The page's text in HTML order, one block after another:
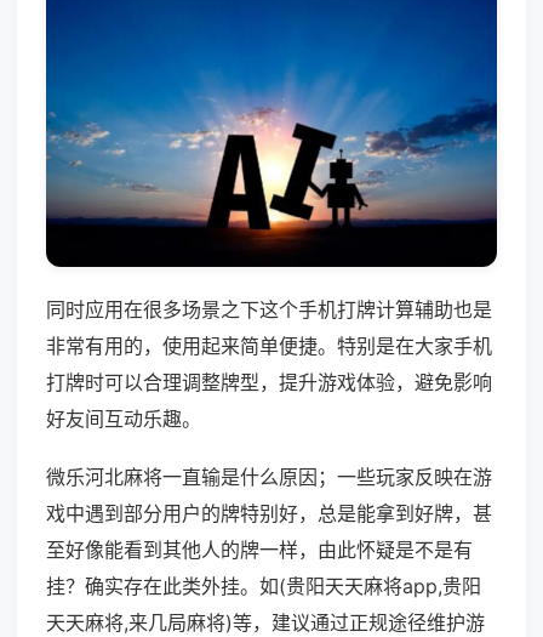
同时应用在很多场景之下这个手机打牌计算辅助也是
非常有用的，使用起来简单便捷。特别是在大家手机
打牌时可以合理调整牌型，提升游戏体验，避免影响
好友间互动乐趣。
微乐河北麻将一直输是什么原因；一些玩家反映在游
戏中遇到部分用户的牌特别好，总是能拿到好牌，甚
至好像能看到其他人的牌一样，由此怀疑是不是有
挂？确实存在此类外挂。如(贵阳天天麻将app,贵阳
天天麻将,来几局麻将)等，建议通过正规途径维护游